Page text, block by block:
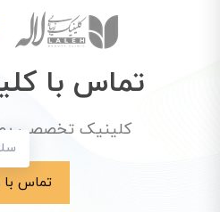
تماس با
کلینیک تخصصی
تماس با